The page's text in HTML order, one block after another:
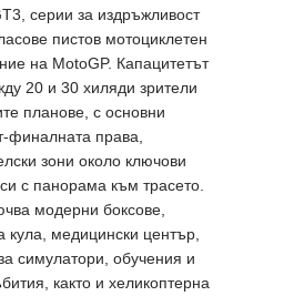
серии за издръжливост
пистов мотоциклетен
на MotoGP. Капацитетът
20 и 30 хиляди зрители
планове, с основни
финалната права,
зони около ключови
с панорама към трасето.
модерни боксове,
кула, медицински център,
симулатори, обучения и
както и хеликоптерна